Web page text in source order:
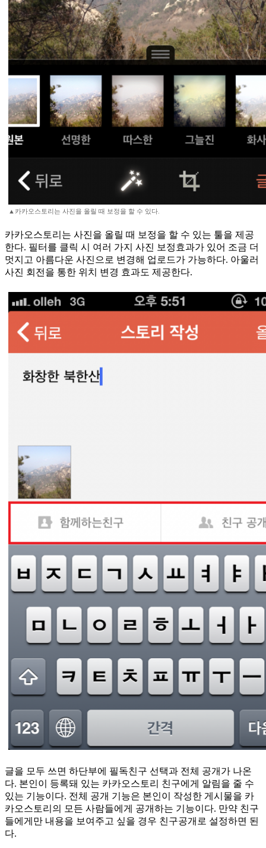
▲카카오스토리는 사진을 올릴 때 보정을 할 수 있다.
카카오스토리는 사진을 올릴 때 보정을 할 수 있는 툴을 제공
한다. 필터를 클릭 시 여러 가지 사진 보정효과가 있어 조금 더
멋지고 아름다운 사진으로 변경해 업로드가 가능하다. 아울러
사진 회전을 통한 위치 변경 효과도 제공한다.
글을 모두 쓰면 하단부에 필독친구 선택과 전체 공개가 나온
다. 본인이 등록돼 있는 카카오스토리 친구에게 알림을 줄 수
있는 기능이다. 전체 공개 기능은 본인이 작성한 게시물을 카
카오스토리의 모든 사람들에게 공개하는 기능이다. 만약 친구
들에게만 내용을 보여주고 싶을 경우 친구공개로 설정하면 된
다.